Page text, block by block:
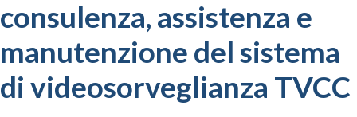
consulenza, assistenza e
manutenzione del sistema
di videosorveglianza TVCC